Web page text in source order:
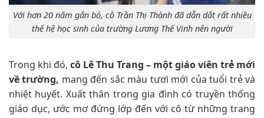
Với hơn 20 năm gắn bó, cô Trần Thị Thành đã dẫn dắt rất nhiều
thế hệ học sinh của trường Lương Thế Vinh nên người
Trong khi đó, cô Lê Thu Trang – một giáo viên trẻ mới
về trường, mang đến sắc màu tươi mới của tuổi trẻ và
nhiệt huyết. Xuất thân trong gia đình có truyền thống
giáo dục, ước mơ đứng lớp đến với cô từ những trang